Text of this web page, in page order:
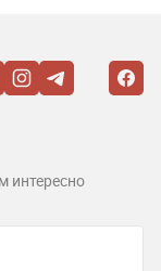
интересно